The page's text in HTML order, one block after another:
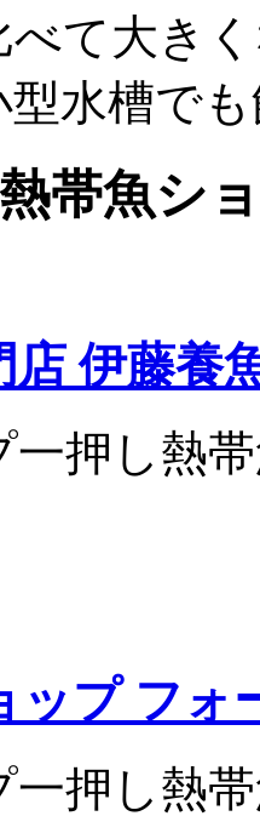
べて大き
型水槽で
帯魚シ
店 伊藤養
一押し熱
ップ フォ
一押し熱